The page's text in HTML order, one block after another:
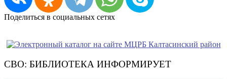
Поделиться в социальных сетях
СВО: БИБЛИОТЕКА ИНФОРМИРУЕТ